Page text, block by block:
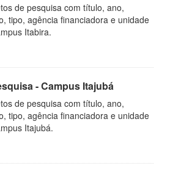
de pesquisa com título, ano,
tipo, agência financiadora e unidade
Itabira.
- Campus Itajubá
de pesquisa com título, ano,
tipo, agência financiadora e unidade
Itajubá.